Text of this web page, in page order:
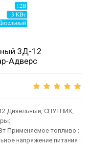
3Д-12
Адверс
Дизельный, СПУТНИК,
Применяемое топливо :
напряжение питания :